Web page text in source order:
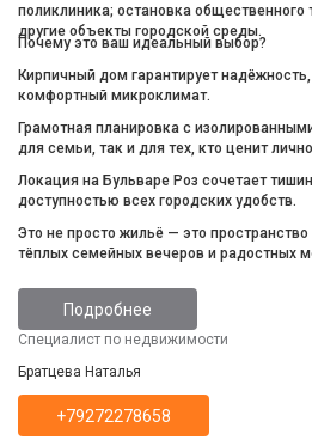
поликлиника; остановка общественного
другие объекты городской среды.
Почему это ваш идеальный выбор?
Кирпичный дом гарантирует
комфортный микроклимат.
Грамотная планировка с
для семьи, так и для тех, кто ценит
Локация на Бульваре Роз сочетает
доступностью всех городских удобств.
Это не просто жильё — это
тёплых семейных вечеров и радостных
Подробнее
Специалист по недвижимости
Братцева Наталья
+79272278658